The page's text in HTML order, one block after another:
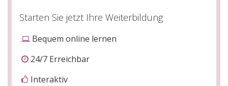
Starten Sie jetzt Ihre Weiterbildung
Bequem online lernen
24/7 Erreichbar
Interaktiv